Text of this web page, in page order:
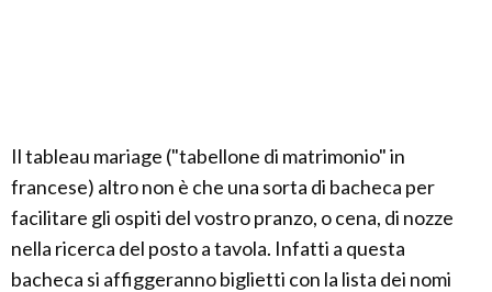
Il tableau mariage ("tabellone di matrimonio" in
francese) altro non è che una sorta di bacheca per
facilitare gli ospiti del vostro pranzo, o cena, di nozze
nella ricerca del posto a tavola. Infatti a questa
bacheca si affiggeranno biglietti con la lista dei nomi